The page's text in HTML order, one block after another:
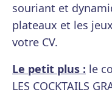
souriant et
plateaux et les
votre CV.
Le petit plus : le
LES COCKTAILS